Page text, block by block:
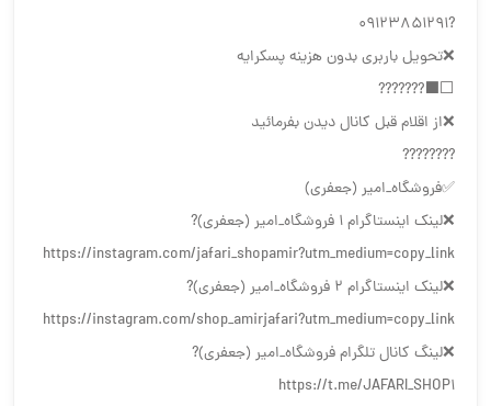
?09123851291
❌تحویل باربری بدون هزینه پسکرایه
⬜️⬛️???????
❌از اقلام قبل کانال دیدن بفرمائید
????????
✅فروشگاه_امیر (جعفری)
❌لینک اینستاگرام 1 فروشگاه_امیر (جعفری)?
https://instagram.com/jafari_shopamir?utm_medium=copy_link
❌لینک اینستاگرام 2 فروشگاه_امیر (جعفری)?
https://instagram.com/shop_amirjafari?utm_medium=copy_link
❌لینگ کانال تلگرام فروشگاه_امیر (جعفری)?
https://t.me/JAFARI_SHOP1